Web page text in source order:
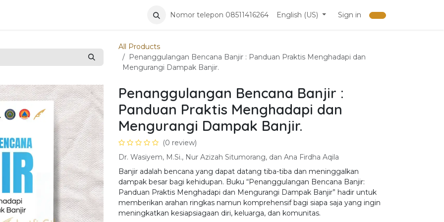
Nomor telepon 08511416264 English (US) Sign in
All Products
Penanggulangan Bencana Banjir : Panduan Praktis Menghadapi dan
Mengurangi Dampak Banjir.
Penanggulangan Bencana Banjir :
Panduan Praktis Menghadapi dan
Mengurangi Dampak Banjir.
(0 review)
Dr. Wasiyem, M.Si., Nur Azizah Situmorang, dan Ana Firdha Aqila
Banjir adalah bencana yang dapat datang tiba-tiba dan meninggalkan
dampak besar bagi kehidupan. Buku “Penanggulangan Bencana Banjir:
Panduan Praktis Menghadapi dan Mengurangi Dampak Banjir” hadir untuk
memberikan arahan ringkas namun komprehensif bagi siapa saja yang ingin
meningkatkan kesiapsiagaan diri, keluarga, dan komunitas.